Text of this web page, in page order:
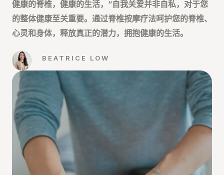
健康的脊椎，健康的生活，“自我关爱并非自私，对于您
的整体健康至关重要。通过脊椎按摩疗法呵护您的脊椎、
心灵和身体，释放真正的潜力，拥抱健康的生活。
BEATRICE LOW